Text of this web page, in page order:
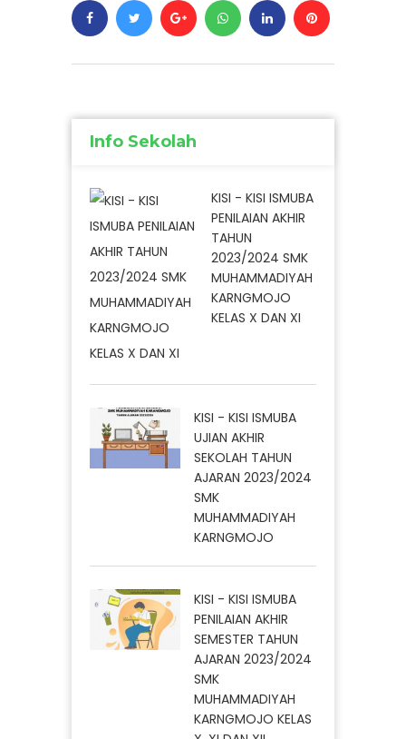
Info Sekolah
KISI - KISI ISMUBA
PENILAIAN AKHIR
TAHUN
2023/2024 SMK
MUHAMMADIYAH
KARNGMOJO
KELAS X DAN XI
KISI - KISI ISMUBA
UJIAN AKHIR
SEKOLAH TAHUN
AJARAN 2023/2024
SMK
MUHAMMADIYAH
KARNGMOJO
KISI - KISI ISMUBA
PENILAIAN AKHIR
SEMESTER TAHUN
AJARAN 2023/2024
SMK
MUHAMMADIYAH
KARNGMOJO KELAS